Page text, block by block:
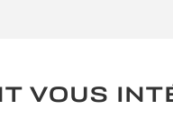
VOUS